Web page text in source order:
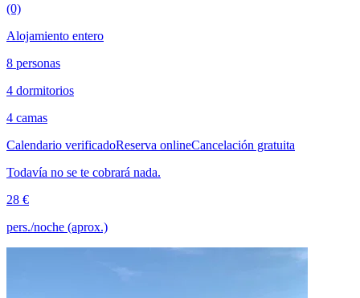
(0)
Alojamiento entero
8 personas
4 dormitorios
4 camas
Calendario verificadoReserva onlineCancelación gratuita
Todavía no se te cobrará nada.
28 €
pers./noche (aprox.)